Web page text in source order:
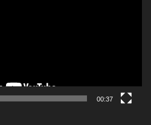
00:37